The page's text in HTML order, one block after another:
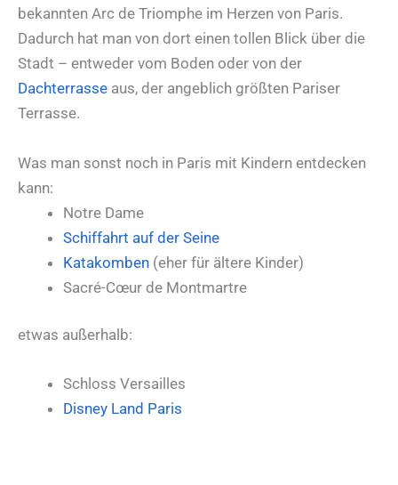
bekannten Arc de Triomphe im Herzen von Paris.
Dadurch hat man von dort einen tollen Blick über die
Stadt – entweder vom Boden oder von der
Dachterrasse aus, der angeblich größten Pariser
Terrasse.
Was man sonst noch in Paris mit Kindern entdecken
kann:
Notre Dame
Schiffahrt auf der Seine
Katakomben (eher für ältere Kinder)
Sacré-Cœur de Montmartre
etwas außerhalb:
Schloss Versailles
Disney Land Paris